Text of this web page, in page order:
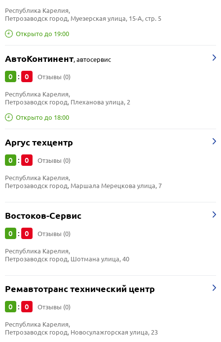
Открыто до 19:00
Республика Карелия,
Петрозаводск город, Муезерская улица, 15-А, стр. 5
АвтоКонтинент,автосервис
0 : 0 Отзывы (0)
Открыто до 18:00
Республика Карелия,
Петрозаводск город, Плеханова улица, 2
Аргус техцентр
0 : 0 Отзывы (0)
Республика Карелия,
Петрозаводск город, Маршала Мерецкова улица, 7
Востоков-Сервис
0 : 0 Отзывы (0)
Республика Карелия,
Петрозаводск город, Шотмана улица, 40
Ремавтотранс технический центр
0 : 0 Отзывы (0)
Республика Карелия,
Петрозаводск город, Новосулажгорская улица, 23